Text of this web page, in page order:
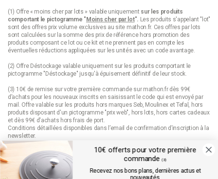
(1) Offre « moins cher par lots » valable uniquement sur les produits
comportant le pictogramme "Moins cher par lot". Les produits s'appelant "lot"
sont des offres prix volume exclusives au site mathon.fr. Ces offres par lots
sont calculées sur la somme des prix de référence hors promotion des
produits composant ce lot ou ce kit et ne prennent pas en compte les
éventuelles réductions appliquées sur les unités avec un code avantage.
(2) Offre Déstockage valable uniquement sur les produits comportant le
pictogramme "Déstockage" jusqu'à épuisement définitif de leur stock.
(3) 10€ de remise sur votre première commande sur mathon.fr dès 99€
d’achats pour les nouveaux inscrits en saisissant le code qui est envoyé par
mail. Offre valable sur les produits hors marques Seb, Moulinex et Tefal, hors
produits disposant d'un pictogramme "prix web", hors lots, hors cartes cadeaux
et dès 99€ d'achats hors frais de port.
Conditions détaillées disponibles dans l’email de confirmation d’inscription à la
newsletter.
(4) Offre « Prix web » valable uniquement sur les produits comportant le
pictogramme "prix web". Les produits indiqués "prix web" sont des offres
exclusives au site mathon.fr. Offre non applicable en magasin ou en catalogue.
10€ offerts pour votre première
commande (3)
Recevez nos bons plans, dernières actus et
nouveautés.